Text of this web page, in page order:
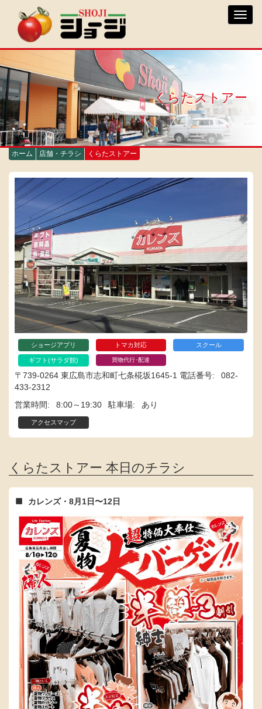
ン
テ
ン
ツ
に
移
動
くらたストアー
ホーム 店舗・チラシ くらたストアー
ショージアプリ トマカ対応 スクール
ギフト(サラダ館) 買物代行･配達
〒739-0264 東広島市志和町七条椛坂1645-1 電話番号
082-
433-2312
営業時間
8:00～19:30 駐車場 あり
アクセスマップ
くらたストアー 本日のチラシ
カレンズ・8月1日〜12日